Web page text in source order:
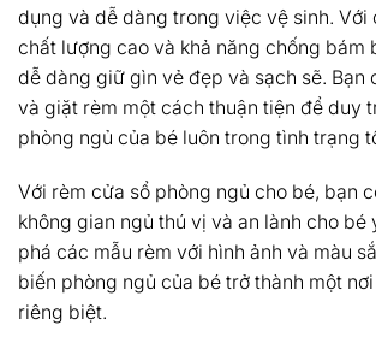
dụng và dễ dàng trong việc vệ sinh. Với
chất lượng cao và khả năng chống bám
dễ dàng giữ gìn vẻ đẹp và sạch sẽ. Bạn
và giặt rèm một cách thuận tiện để duy
phòng ngủ của bé luôn trong tình trạng
Với rèm cửa sổ phòng ngủ cho bé, bạn
không gian ngủ thú vị và an lành cho bé
phá các mẫu rèm với hình ảnh và màu
biến phòng ngủ của bé trở thành một
riêng biệt.